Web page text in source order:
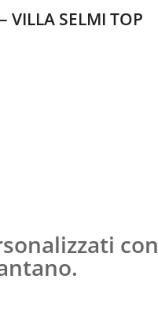
VILLA SELMI TOP
con